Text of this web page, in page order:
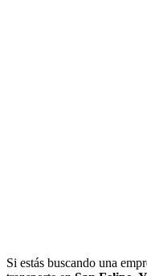
Si estás buscando una